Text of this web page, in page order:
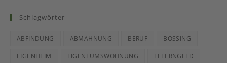
Schlagwörter
ABFINDUNG ABMAHNUNG BERUF BOSSING
EIGENHEIM EIGENTUMSWOHNUNG ELTERNGELD